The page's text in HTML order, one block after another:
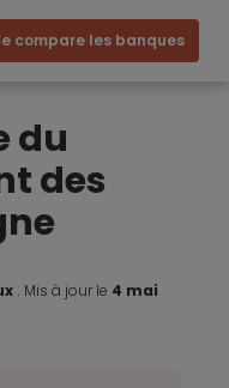
compare les banques
du
des
. Mis à jour le 4 mai